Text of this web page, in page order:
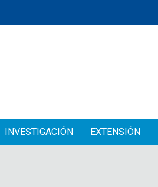
INVESTIGACIÓN EXTENSIÓN